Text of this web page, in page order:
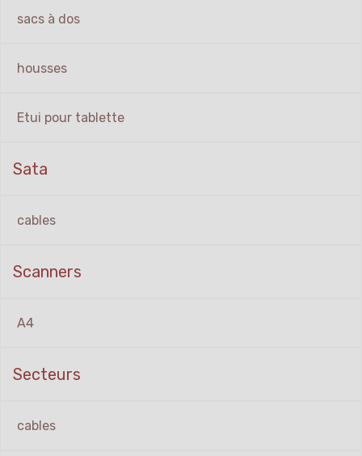
sacs à dos
housses
Etui pour tablette
Sata
cables
Scanners
A4
Secteurs
cables